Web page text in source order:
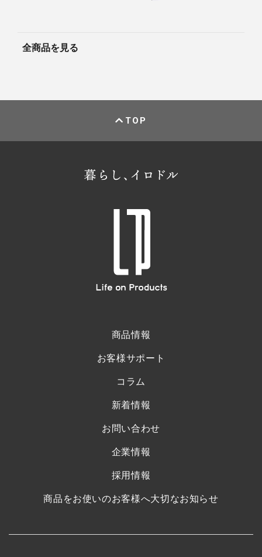
全商品を見る
TOP
商品情報
お客様サポート
コラム
新着情報
お問い合わせ
企業情報
採用情報
商品をお使いのお客様へ大切なお知らせ